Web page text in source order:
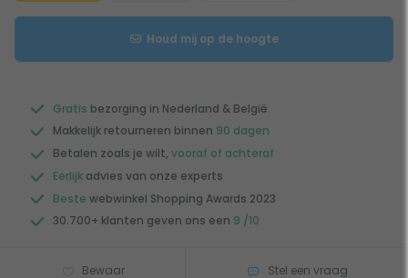
Houd mij op de hoogte
Gratis bezorging in Nederland & België
Makkelijk retourneren binnen 90 dagen
Betalen zoals je wilt, vooraf of achteraf
Eerlijk advies van onze experts
Beste webwinkel Shopping Awards 2023
30.700+ klanten geven ons een 9 /10
Bewaar Stel een vraag